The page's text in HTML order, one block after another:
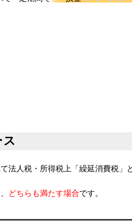
法人税・所得税上「繰延消費税」
どちらも満たす場合です。